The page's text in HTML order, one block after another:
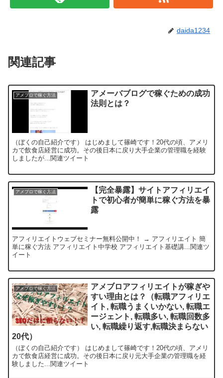
daida1234
関連記事
アメブロで稼ぐ方法
アメーバブログで稼ぐための成功
法則とは？
（ぼくの自己紹介です） はじめまして篠崎です！20代の頃、アメリ
カで飲食店経営に成功。その後日本に戻り大手企業の管理職を経験
しましたが...関連ツイート
アメブロで稼ぐ方法
【完全暴露】サイトアフィリエイ
トで初心者が簡単に稼ぐ方法を暴
露
アフィリエイトウェブセミナー無料公開中！ → アフィリエイト 簡
単に稼ぐ方法 アフィリエイト中学校 アフィリエイト基礎講...関連ツ
イート
アメブロで稼ぐ方法
アメブロアフィリエイトが稼ぎや
すい理由とは？（転職アフィリエ
イト, 転職うまくいかない, 転職エ
ージェント, 転職多い, 転職回数多
い, 転職繰り返す,転職決まらない
20代）
（ぼくの自己紹介です） はじめまして篠崎です！20代の頃、アメリ
カで飲食店経営に成功。その後日本に戻り元大手企業の管理職を経
験しました...関連ツイート